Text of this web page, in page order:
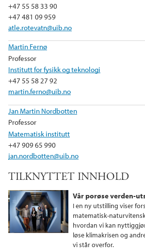
+47 55 58 33 90
+47 481 09 959
atle.rotevatn@uib.no
Martin Fernø
Professor
Institutt for fysikk og teknologi
+47 55 58 27 92
martin.ferno@uib.no
Jan Martin Nordbotten
Professor
Matematisk institutt
+47 909 65 990
jan.nordbotten@uib.no
TILKNYTTET INNHOLD
Vår porøse verden-
I en ny utstilling viser
matematisk-
hvordan vi kan
løse klimakrisen og
vi står overfor.